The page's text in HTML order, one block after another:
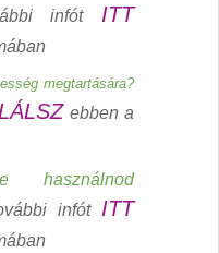
infót ITT
megtartására?
ebben a
használnod
infót ITT